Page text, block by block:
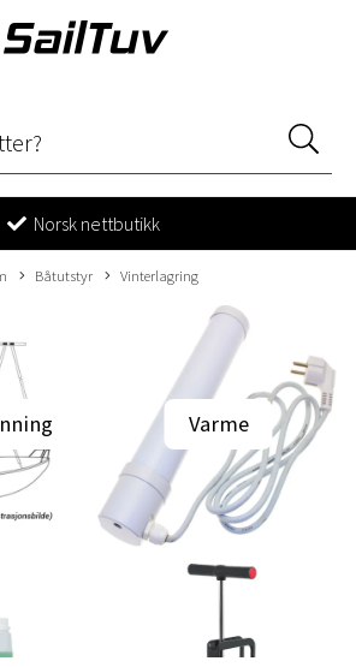
Norsk nettbutikk
Båtutstyr Vinterlagring
Varme